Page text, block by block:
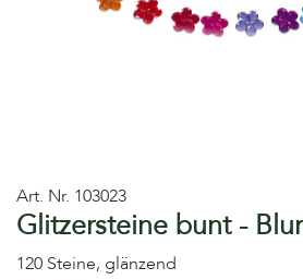
Art. Nr. 103023
Glitzersteine bunt -
120 Steine, glänzend